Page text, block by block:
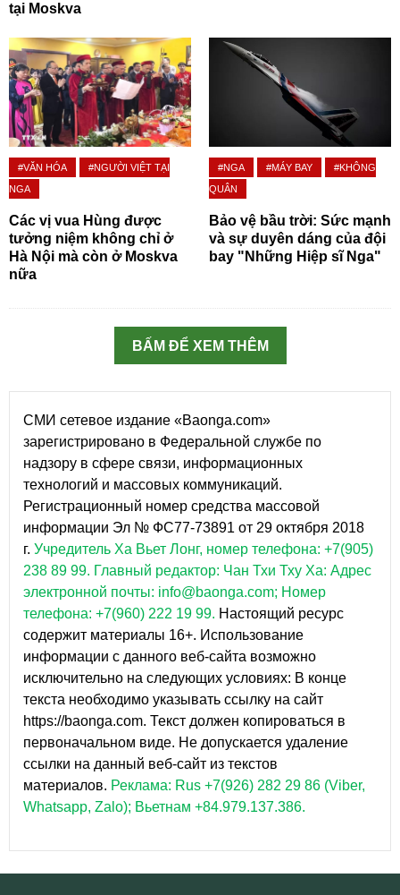
tại Moskva
#VĂN HÓA
#NGƯỜI VIỆT TẠI
NGA
Các vị vua Hùng được
tưởng niệm không chỉ ở
Hà Nội mà còn ở Moskva
nữa
#NGA #MÁY BAY
#KHÔNG
QUÂN
Bảo vệ bầu trời: Sức mạnh
và sự duyên dáng của đội
bay "Những Hiệp sĩ Nga"
BẤM ĐỂ XEM THÊM
СМИ сетевое издание «Baonga.com»
зарегистрировано в Федеральной службе по
надзору в сфере связи, информационных
технологий и массовых коммуникаций.
Регистрационный номер средства массовой
информации Эл № ФС77-73891 от 29 октября 2018
г. Учредитель Ха Вьет Лонг, номер телефона: +7(905)
238 89 99. Главный редактор: Чан Тхи Тху Ха: Адрес
электронной почты: info@baonga.com; Номер
телефона: +7(960) 222 19 99. Настоящий ресурс
содержит материалы 16+. Использование
информации с данного веб-сайта возможно
исключительно на следующих условиях: В конце
текста необходимо указывать ссылку на сайт
https://baonga.com. Текст должен копироваться в
первоначальном виде. Не допускается удаление
ссылки на данный веб-сайт из текстов
материалов. Реклама: Rus +7(926) 282 29 86 (Viber,
Whatsapp, Zalo); Вьетнам +84.979.137.386.